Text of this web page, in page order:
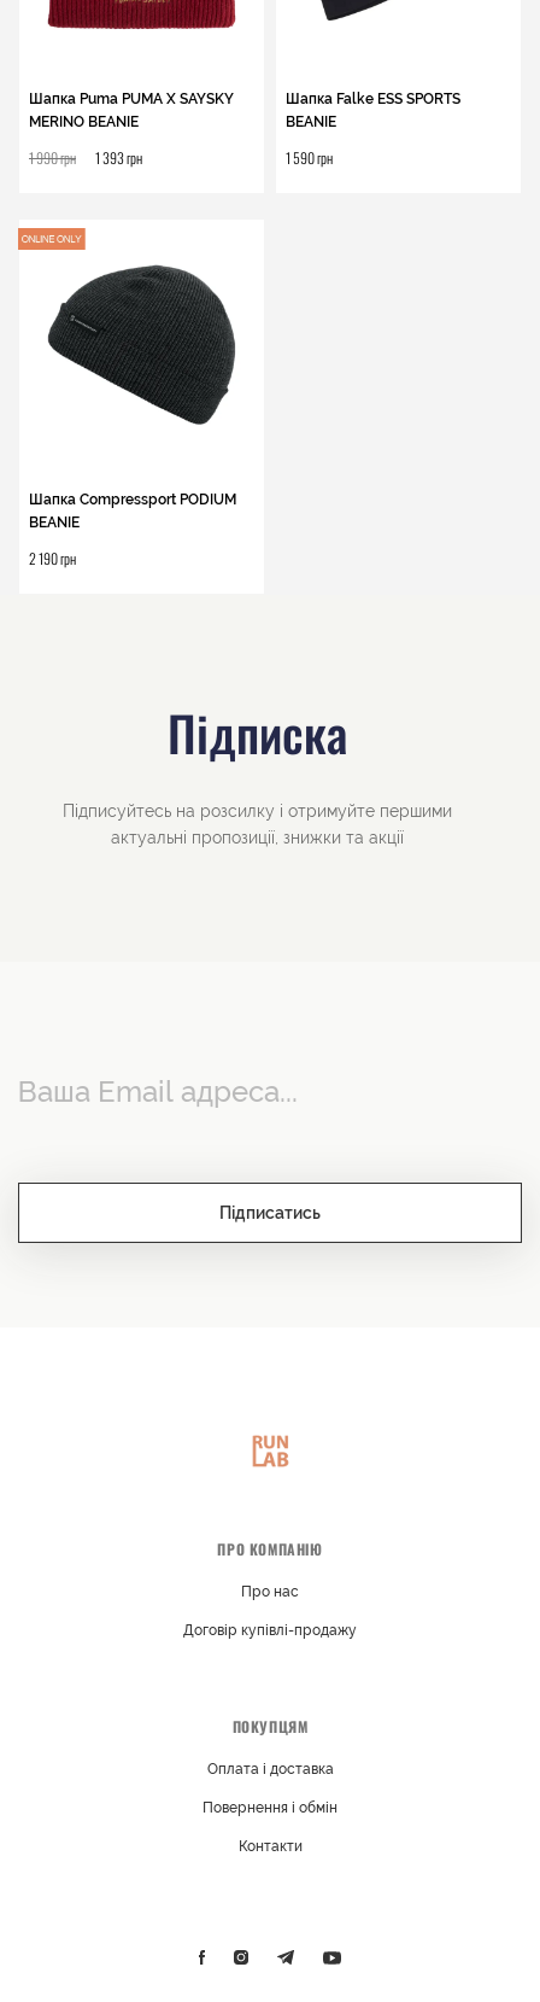
Шапка Puma PUMA X SAYSKY
MERINO BEANIE
1 393 грн
1 990 грн
Шапка Falke ESS SPORTS
BEANIE
1 590 грн
Шапка Compressport PODIUM
BEANIE
2 190 грн
Підписка
Підписуйтесь на розсилку і отримуйте першими
актуальні пропозиції, знижки та акції
Підписатись
ПРО КОМПАНІЮ
Про нас
Договір купівлі-продажу
ПОКУПЦЯМ
Оплата і доставка
Повернення і обмін
Контакти